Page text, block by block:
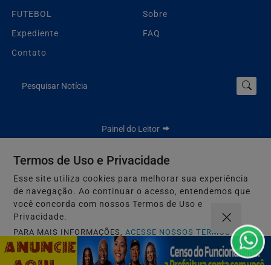
FUTEBOL
Sobre
Expediente
FAQ
Contato
Pesquisar Notícia
Painel do Leitor
Jbn Bahia - Todos os direitos reservados.
Termos de Uso e Privacidade
Termos de Uso e Privacidade
Esse site utiliza cookies para melhorar sua experiência
de navegação. Ao continuar o acesso, entendemos que
você concorda com nossos Termos de Uso e
Privacidade.
PARA MAIS INFORMAÇÕES,ACESSE NOSSOS TERMOS
CLICANDO AQUI